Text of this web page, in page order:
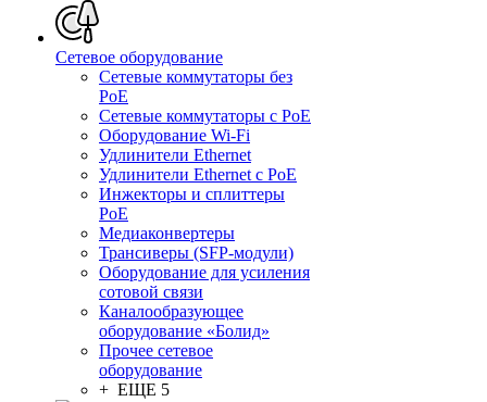
Сетевое оборудование
Сетевые коммутаторы без
PoE
Сетевые коммутаторы с PoE
Оборудование Wi-Fi
Удлинители Ethernet
Удлинители Ethernet с PoE
Инжекторы и сплиттеры
PoE
Медиаконвертеры
Трансиверы (SFP-модули)
Оборудование для усиления
сотовой связи
Каналообразующее
оборудование «Болид»
Прочее сетевое
оборудование
+ ЕЩЕ 5